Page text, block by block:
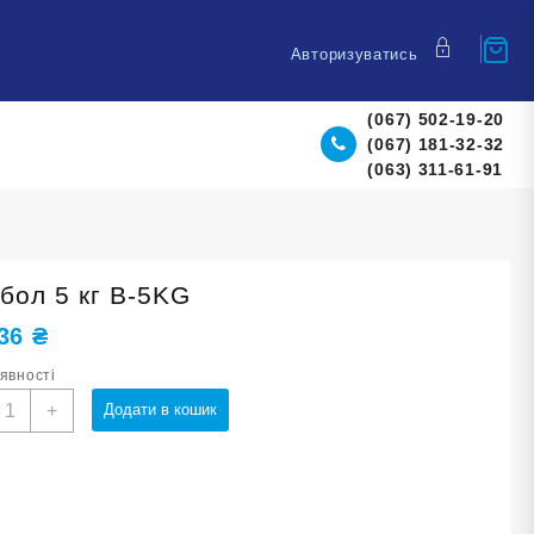
Авторизуватись
(067) 502-19-20
(067) 181-32-32
(063) 311-61-91
5 кг B-5KG
₴
+ Додати в кошик